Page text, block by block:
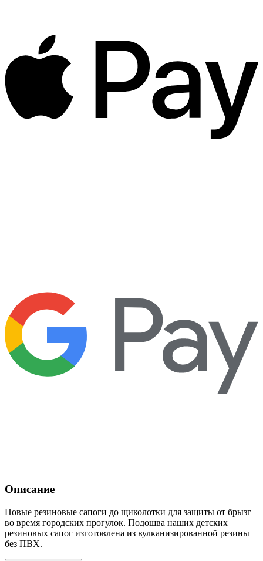
Описание
Новые резиновые сапоги до щиколотки для защиты от брызг
во время городских прогулок. Подошва наших детских
резиновых сапог изготовлена из вулканизированной резины
без ПВХ.